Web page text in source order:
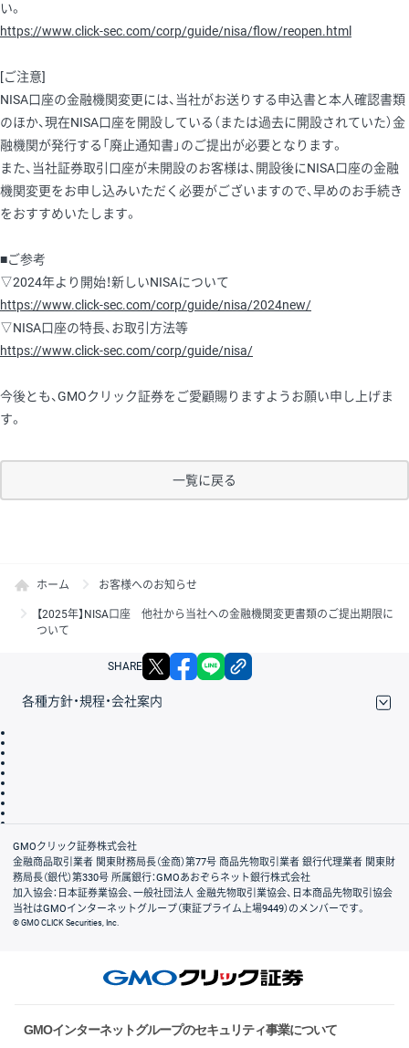
い。
https://www.click-sec.com/corp/guide/nisa/flow/reopen.html
[ご注意]
NISA口座の金融機関変更には、当社がお送りする申込書と本人確認書類
のほか、現在NISA口座を開設している（または過去に開設されていた）金
融機関が発行する「廃止通知書」のご提出が必要となります。
また、当社証券取引口座が未開設のお客様は、開設後にNISA口座の金融
機関変更をお申し込みいただく必要がございますので、早めのお手続き
をおすすめいたします。
■ご参考
▽2024年より開始！新しいNISAについて
https://www.click-sec.com/corp/guide/nisa/2024new/
▽NISA口座の特長、お取引方法等
https://www.click-sec.com/corp/guide/nisa/
今後とも、GMOクリック証券をご愛顧賜りますようお願い申し上げま
す。
一覧に戻る
ホーム お客様へのお知らせ
【2025年】NISA口座 他社から当社への金融機関変更書類のご提出期限に
ついて
SHARE X facebook
各種方針・規程・会社案内
会社案内
GMOクリック証券株式会社
金融商品取引業者 関東財務局長（金商）第77号 商品先物取引業者 銀行代理業者 関東財
務局長（銀代）第330号 所属銀行：GMOあおぞらネット銀行株式会社
加入協会：日本証券業協会、一般社団法人 金融先物取引業協会、日本商品先物取引協会
当社はGMOインターネットグループ（東証プライム上場9449）のメンバーです。
© GMO CLICK Securities, Inc.
GMOインターネットグループのセキュリティ事業について